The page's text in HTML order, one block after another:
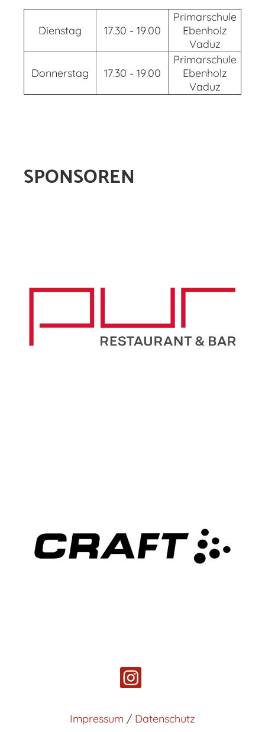
Dienstag 17.30 - 19.00
Primarschule
Ebenholz
Vaduz
Donnerstag 17.30 - 19.00
Primarschule
Ebenholz
Vaduz
SPONSOREN
Impressum / Datenschutz